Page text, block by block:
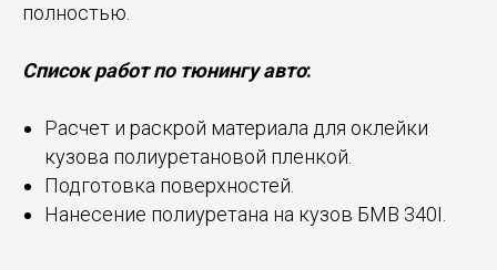
полностью.
Список работ по тюнингу авто:
Расчет и раскрой материала для оклейки
кузова полиуретановой пленкой.
Подготовка поверхностей.
Нанесение полиуретана на кузов БМВ 340I.